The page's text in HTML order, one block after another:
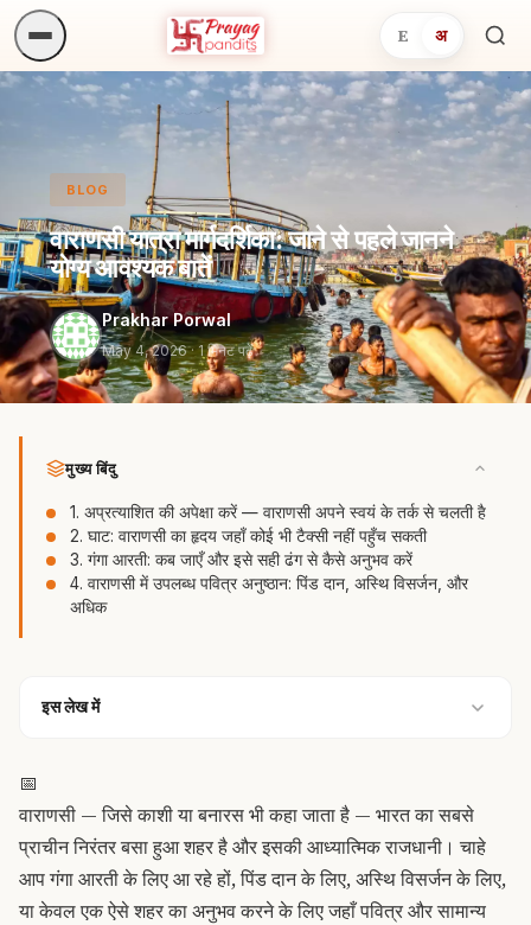
E अ
BLOG
वाराणसी यात्रा मार्गदर्शिका: जाने से पहले जानने
योग्य आवश्यक बातें
Prakhar Porwal
May 4, 2026· 1 मिनट पढ़ें
मुख्य बिंदु
1. अप्रत्याशित की अपेक्षा करें — वाराणसी अपने स्वयं के तर्क से चलती है
2. घाट: वाराणसी का हृदय जहाँ कोई भी टैक्सी नहीं पहुँच सकती
3. गंगा आरती: कब जाएँ और इसे सही ढंग से कैसे अनुभव करें
4. वाराणसी में उपलब्ध पवित्र अनुष्ठान: पिंड दान, अस्थि विसर्जन, और
अधिक
इस लेख में
📅
वाराणसी — जिसे काशी या बनारस भी कहा जाता है — भारत का सबसे
प्राचीन निरंतर बसा हुआ शहर है और इसकी आध्यात्मिक राजधानी। चाहे
आप गंगा आरती के लिए आ रहे हों, पिंड दान के लिए, अस्थि विसर्जन के लिए,
या केवल एक ऐसे शहर का अनुभव करने के लिए जहाँ पवित्र और सामान्य